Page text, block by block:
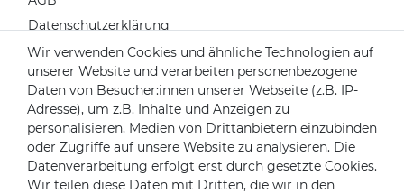
Datenschutzerklärung
Widerrufsrecht
Impressum
Kontakt
Über uns
Mein Konto
Login
Wir verwenden Cookies und ähnliche Technologien auf
unserer Website und verarbeiten personenbezogene
Daten von Besucher:innen unserer Webseite (z.B. IP-
Adresse), um z.B. Inhalte und Anzeigen zu
personalisieren, Medien von Drittanbietern einzubinden
oder Zugriffe auf unsere Website zu analysieren. Die
Datenverarbeitung erfolgt erst durch gesetzte Cookies.
Wir teilen diese Daten mit Dritten, die wir in den